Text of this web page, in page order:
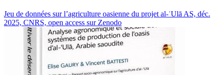
Jeu de données sur l’agriculture oasienne du projet al-ʿUlā AS, déc.
2025, CNRS, open access sur Zenodo